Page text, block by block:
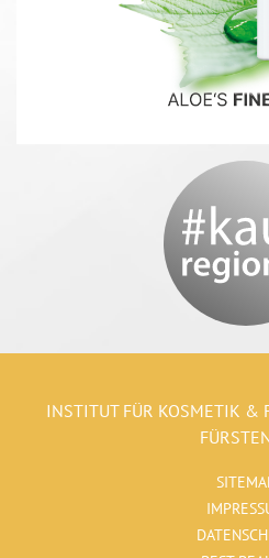
INSTITUT FÜR KOSMETIK &